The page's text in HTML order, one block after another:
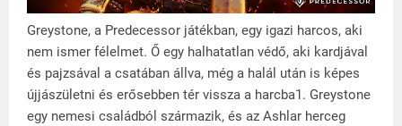
Greystone, a Predecessor játékban, egy igazi harcos, aki
nem ismer félelmet. Ő egy halhatatlan védő, aki kardjával
és pajzsával a csatában állva, még a halál után is képes
újjászületni és erősebben tér vissza a harcba1. Greystone
egy nemesi családból származik, és az Ashlar herceg